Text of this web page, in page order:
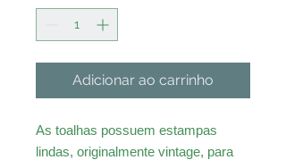
Adicionar ao carrinho
As toalhas possuem estampas
lindas, originalmente vintage, para